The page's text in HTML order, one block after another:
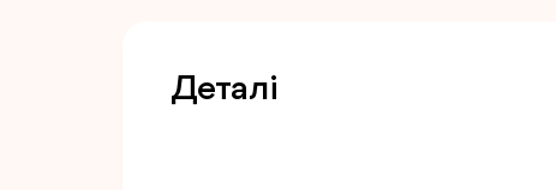
Деталі